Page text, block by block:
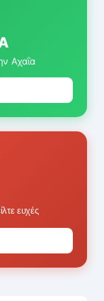
Αχαΐα
ευχές